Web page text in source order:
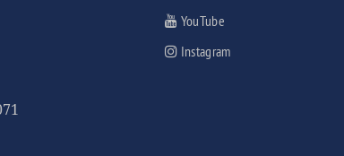
YouTube
Instagram